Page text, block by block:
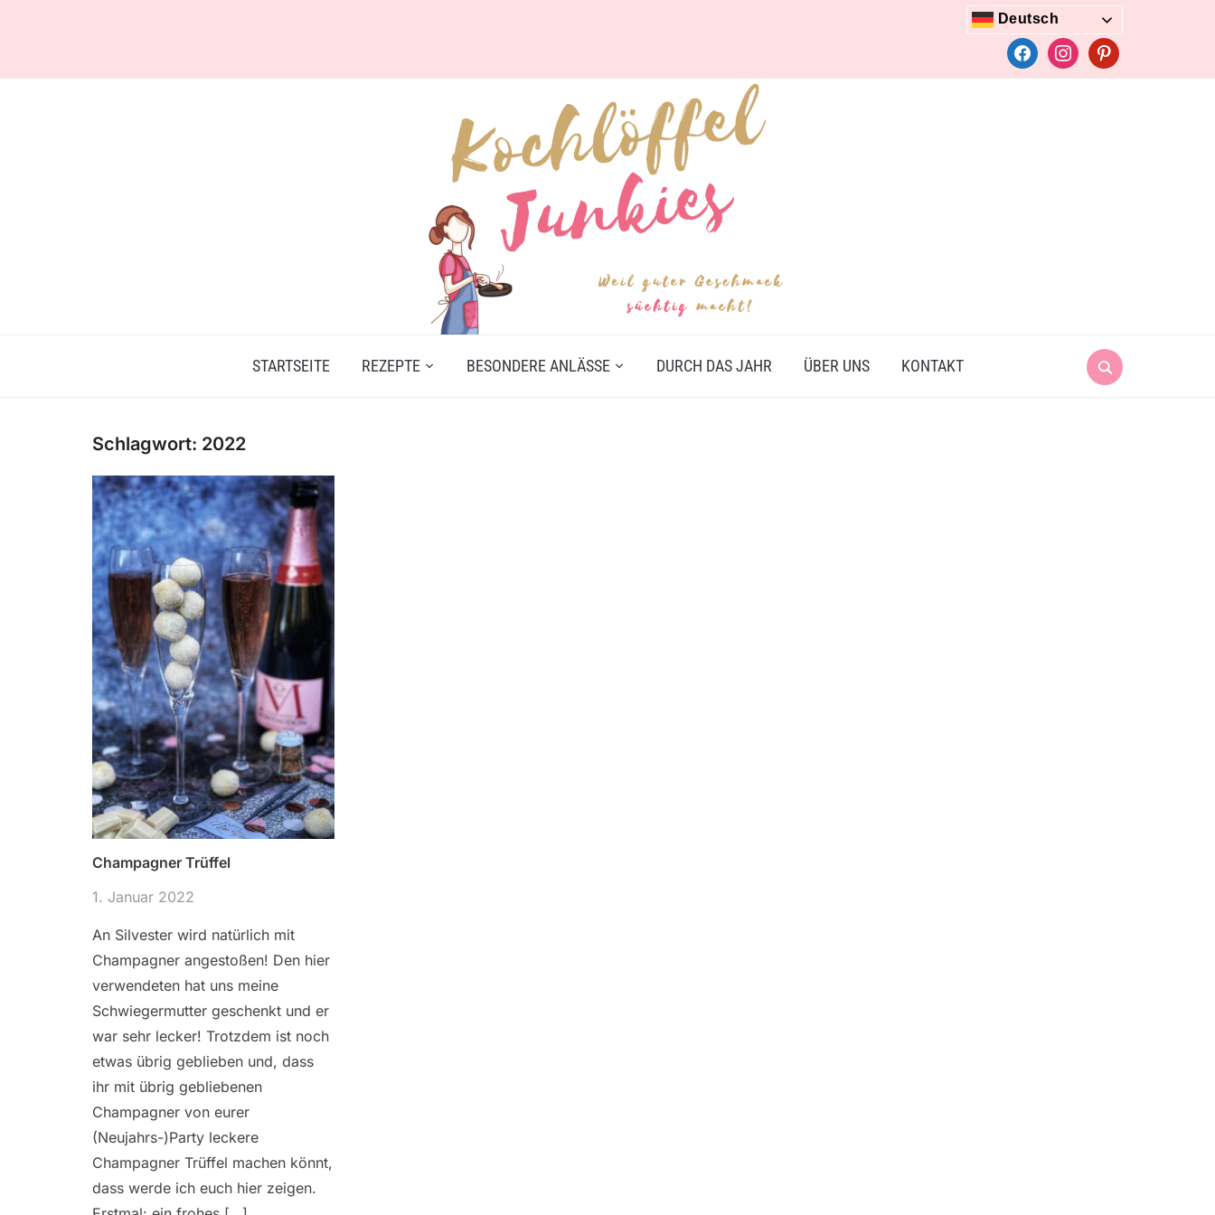
Deutsch
facebookinstagrampinterest
Search
for:
STARTSEITE REZEPTE BESONDERE ANLÄSSE DURCH DAS JAHR ÜBER UNS KONTAKT
Schlagwort: 2022
Champagner Trüffel
1. Januar 2022
An Silvester wird natürlich mit
Champagner angestoßen! Den hier
verwendeten hat uns meine
Schwiegermutter geschenkt und er
war sehr lecker! Trotzdem ist noch
etwas übrig geblieben und, dass
ihr mit übrig gebliebenen
Champagner von eurer
(Neujahrs-)Party leckere
Champagner Trüffel machen könnt,
dass werde ich euch hier zeigen.